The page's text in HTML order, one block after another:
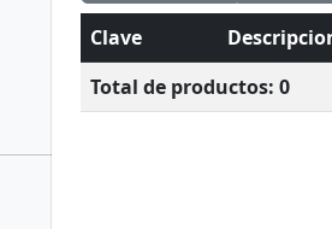
Clave
Total de productos: 0